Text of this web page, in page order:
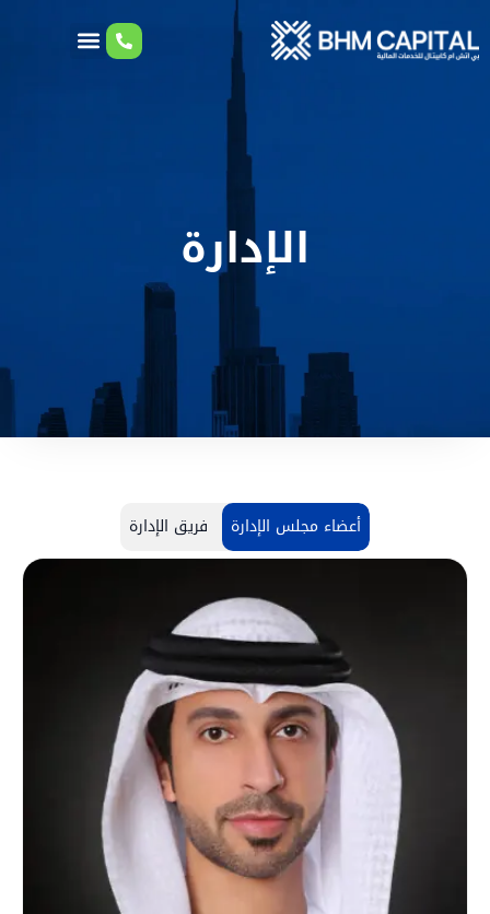
الإدارة
أعضاء مجلس الإدارة فريق الإدارة